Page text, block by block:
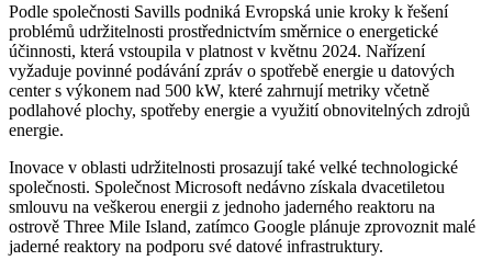
Podle společnosti Savills podniká Evropská unie kroky k řešení
problémů udržitelnosti prostřednictvím směrnice o energetické
účinnosti, která vstoupila v platnost v květnu 2024. Nařízení
vyžaduje povinné podávání zpráv o spotřebě energie u datových
center s výkonem nad 500 kW, které zahrnují metriky včetně
podlahové plochy, spotřeby energie a využití obnovitelných zdrojů
energie.
Inovace v oblasti udržitelnosti prosazují také velké technologické
společnosti. Společnost Microsoft nedávno získala dvacetiletou
smlouvu na veškerou energii z jednoho jaderného reaktoru na
ostrově Three Mile Island, zatímco Google plánuje zprovoznit malé
jaderné reaktory na podporu své datové infrastruktury.